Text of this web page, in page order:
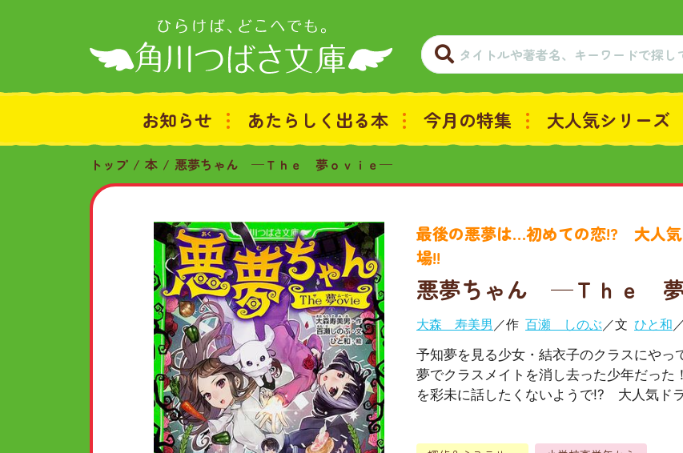
お知らせ あたらしく出る本 今月の特集 大人気シリーズ
トップ 本 悪夢ちゃん ─Ｔｈｅ 夢ｏｖｉｅ─
最後の悪夢は…初めての恋!? 大人
場!!
悪夢ちゃん ─Ｔｈｅ
大森 寿美男 ／作 百瀬 しのぶ／文 ひと和
予知夢を見る少女・結衣子のクラスにや
夢でクラスメイトを消し去った少年だった
を彩未に話したくないようで!? 大人気ド